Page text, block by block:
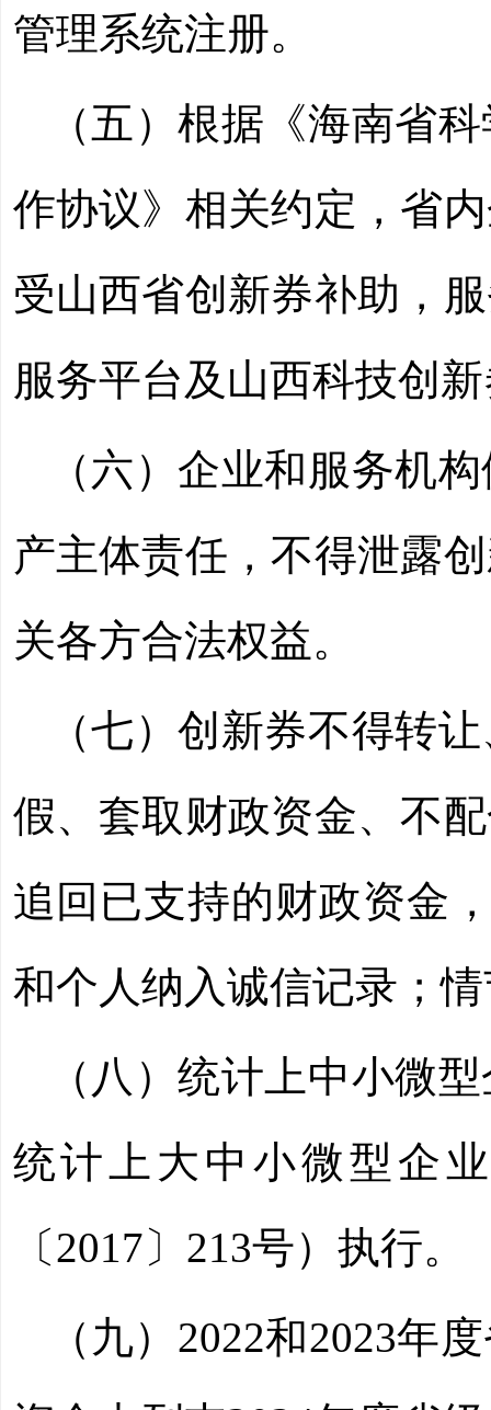
管理系统注册。
（五）根据《海南省
作协议》相关约定，省
受山西省创新券补助，
服务平台及山西科技创
（六）企业和服务机
产主体责任，不得泄露
关各方合法权益。
（七）创新券不得转
假、套取财政资金、不
追回已支持的财政资金
和个人纳入诚信记录；
（八）统计上中小微
统计上大中小微型企
〔2017〕213号）执行。
（九）2022和2023年